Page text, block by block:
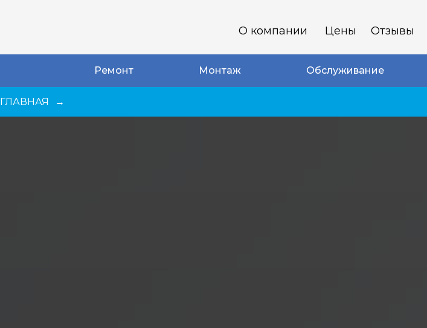
О компании Цены Отзывы
Ремонт Монтаж Обслуживание
ГЛАВНАЯ →